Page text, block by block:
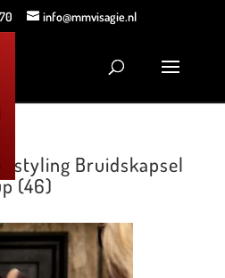
info@mmvisagie.nl
Bruidskapsel
(46)